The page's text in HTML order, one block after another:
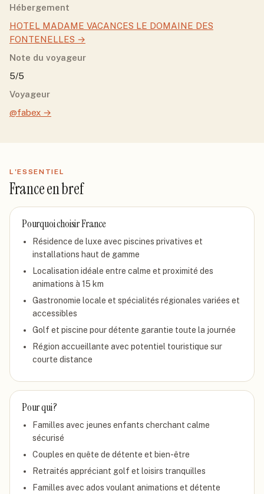
Hébergement
HOTEL MADAME VACANCES LE DOMAINE DES
FONTENELLES →
Note du voyageur
5/5
Voyageur
@fabex →
L'ESSENTIEL
Franceen bref
Pourquoi choisirFrance
Résidence de luxe avec piscines privatives et
installations haut de gamme
Localisation idéale entre calme et proximité des
animations à 15 km
Gastronomie locale et spécialités régionales variées et
accessibles
Golf et piscine pour détente garantie toute la journée
Région accueillante avec potentiel touristique sur
courte distance
Pour qui ?
Familles avec jeunes enfants cherchant calme
sécurisé
Couples en quête de détente et bien-être
Retraités appréciant golf et loisirs tranquilles
Familles avec ados voulant animations et détente